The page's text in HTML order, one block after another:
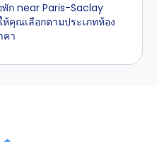
ก near Paris-Saclay
คุณเลือกตามประเภทห้อง
คา